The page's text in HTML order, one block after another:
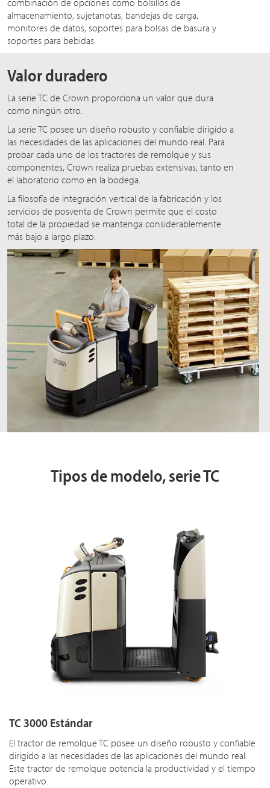
combinación de opciones como bolsillos de
almacenamiento, sujetanotas, bandejas de carga,
monitores de datos, soportes para bolsas de basura y
soportes para bebidas.
Valor duradero
La serie TC de Crown proporciona un valor que dura
como ningún otro.
La serie TC posee un diseño robusto y confiable dirigido a
las necesidades de las aplicaciones del mundo real. Para
probar cada uno de los tractores de remolque y sus
componentes, Crown realiza pruebas extensivas, tanto en
el laboratorio como en la bodega.
La filosofía de integración vertical de la fabricación y los
servicios de posventa de Crown permite que el costo
total de la propiedad se mantenga considerablemente
más bajo a largo plazo.
Tipos de modelo, serie TC
TC 3000 Estándar
El tractor de remolque TC posee un diseño robusto y confiable
dirigido a las necesidades de las aplicaciones del mundo real.
Este tractor de remolque potencia la productividad y el tiempo
operativo.